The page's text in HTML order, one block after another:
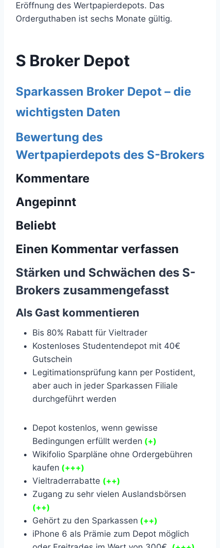
Eröffnung des Wertpapierdepots. Das
Orderguthaben ist sechs Monate gültig.
S Broker Depot
Sparkassen Broker Depot – die
wichtigsten Daten
Bewertung des
Wertpapierdepots des S-Brokers
Kommentare
Angepinnt
Beliebt
Einen Kommentar verfassen
Stärken und Schwächen des S-
Brokers zusammengefasst
Als Gast kommentieren
Bis 80% Rabatt für Vieltrader
Kostenloses Studentendepot mit 40€
Gutschein
Legitimationsprüfung kann per Postident,
aber auch in jeder Sparkassen Filiale
durchgeführt werden
Depot kostenlos, wenn gewisse
Bedingungen erfüllt werden (+)
Wikifolio Sparpläne ohne Ordergebühren
kaufen (+++)
Vieltraderrabatte (++)
Zugang zu sehr vielen Auslandsbörsen
(++)
Gehört zu den Sparkassen (++)
iPhone 6 als Prämie zum Depot möglich